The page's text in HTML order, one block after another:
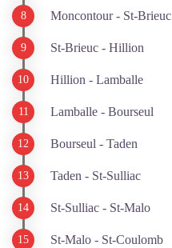
Moncontour - St-Brieuc
St-Brieuc - Hillion
Hillion - Lamballe
Lamballe - Bourseul
Bourseul - Taden
Taden - St-Sulliac
St-Sulliac - St-Malo
St-Malo - St-Coulomb